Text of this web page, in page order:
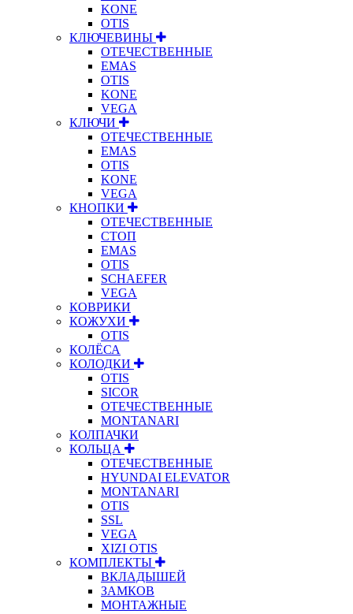
KONE
OTIS
КЛЮЧЕВИНЫ
ОТЕЧЕСТВЕННЫЕ
EMAS
OTIS
KONE
VEGA
КЛЮЧИ
ОТЕЧЕСТВЕННЫЕ
EMAS
OTIS
KONE
VEGA
КНОПКИ
ОТЕЧЕСТВЕННЫЕ
СТОП
EMAS
OTIS
SCHAEFER
VEGA
КОВРИКИ
КОЖУХИ
OTIS
КОЛЁСА
КОЛОДКИ
OTIS
SICOR
ОТЕЧЕСТВЕННЫЕ
MONTANARI
КОЛПАЧКИ
КОЛЬЦА
ОТЕЧЕСТВЕННЫЕ
HYUNDAI ELEVATOR
MONTANARI
OTIS
SSL
VEGA
XIZI OTIS
КОМПЛЕКТЫ
ВКЛАДЫШЕЙ
ЗАМКОВ
МОНТАЖНЫЕ